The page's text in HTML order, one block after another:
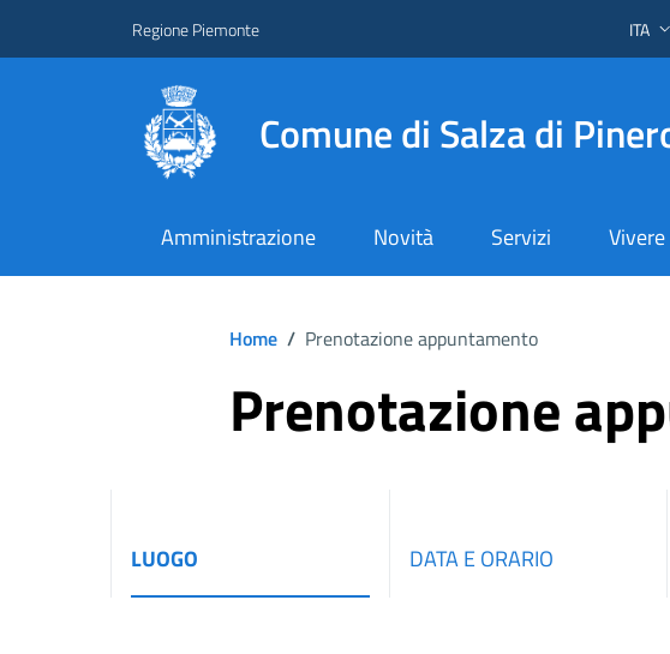
Regione Piemonte ITA
Comune di Salza di
Amministrazione Novità Servizi
Home / Prenotazione appuntamento
Prenotazione
LUOGO DATA E ORARIO